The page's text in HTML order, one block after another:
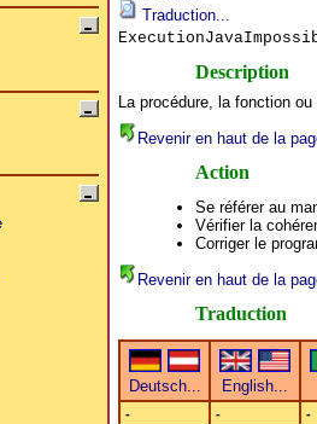
Traduction...
Description
La procédure, la fonction
Revenir en haut de la
Action
Se référer au
Vérifier la
Corriger le
Revenir en haut de la
Traduction
- - -